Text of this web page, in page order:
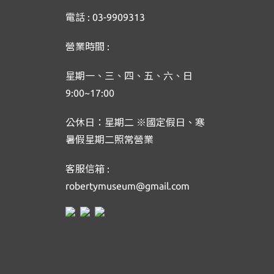
電話 : 03-9909313
營業時間 :
星期一、三、四、五、六、日
9:00~17:00
公休日：星期二 ※國定假日、寒
暑假星期二照常營業
客服信箱 :
robertymuseum@gmail.com